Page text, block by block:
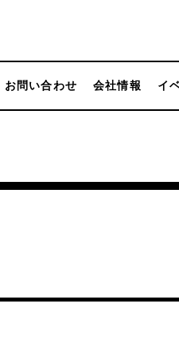
お問い合わせ 会社情報 イ